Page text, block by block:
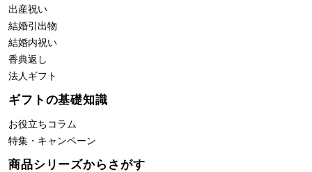
出産祝い
結婚引出物
結婚内祝い
香典返し
法人ギフト
ギフトの基礎知識
お役立ちコラム
特集・キャンペーン
商品シリーズからさがす